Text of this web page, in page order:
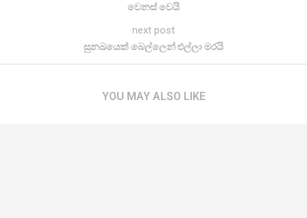
වෙනස් වෙයි
next post
සුනඛයෙක් බෙල්ලෙන් එල්ලා මරයි
YOU MAY ALSO LIKE